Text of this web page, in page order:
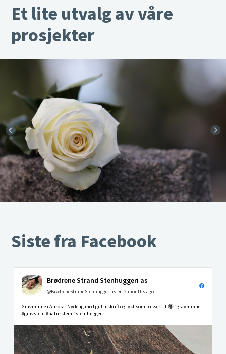
Et lite utvalg av våre
prosjekter
Siste fra Facebook
Brødrene Strand Stenhuggeri as
@BrødreneStrandStenhuggerias 2 months ago
Gravminne i Aurora. Nydelig med gull i skrift og lykt som passer til.🤩 #gravminne
#gravstein #naturstein #steinhugger